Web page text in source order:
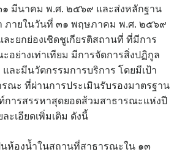
สารปี 2566 integrity transparency
ริการนักท่องเที่ยว เทศบาลตำบลปัว
ร
มีนาคม พ.ศ. ๒๕๖๙ และส่งหลักฐาน
ภายในวันที่ ๓๑ พฤษภาคม พ.ศ. ๒๕๖๙
ละยกย่องเชิดชูเกียรติสถานที่ ที่มีการ
ย่างเท่าเทียม มีการจัดการสิ่งปฏิกูล
ละมีนวัตกรรมการบริการ โดยมีเป้า
ณะ ที่ผ่านการประเมินรับรองมาตรฐาน
การสรรหาสุดยอดส้วมสาธารณะแห่งปี
ะเอียดเพิ่มเติม ดังนี้
นห้องน้ำในสถานที่สาธารณะใน ๑๓